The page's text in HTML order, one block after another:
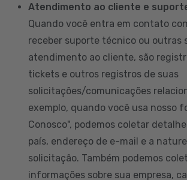
Atendimento ao cliente e
Quando você entra em contato
receber suporte técnico ou outras
atendimento ao cliente, são
tickets e outros registros de suas
solicitações/comunicações
exemplo, quando você usa nosso
Conosco", podemos coletar
país, endereço de e-mail e a
solicitação. Também podemos
informações sobre sua empresa,